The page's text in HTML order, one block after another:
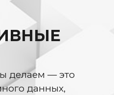
делаем — это
данных,